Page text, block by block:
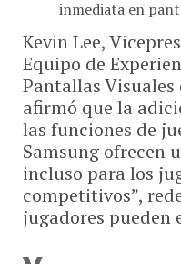
Kevin Lee,
Equipo de
Pantallas Visuales
afirmó que la
las funciones de
Samsung ofrecen
incluso para los
competitivos”,
jugadores pueden
Y…